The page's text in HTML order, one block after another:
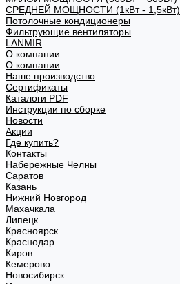
СРЕДНЕЙ МОЩНОСТИ (1кВт - 1,5кВт)
Потолочные кондиционеры
Фильтрующие вентиляторы
LANMIR
О компании
О компании
Наше производство
Сертификаты
Каталоги PDF
Инструкции по сборке
Новости
Акции
Где купить?
Контакты
Набережные Челны
Саратов
Казань
Нижний Новгород
Махачкала
Липецк
Красноярск
Краснодар
Киров
Кемерово
Новосибирск